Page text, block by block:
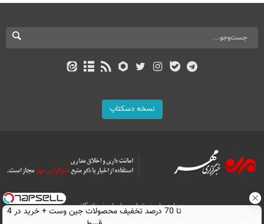
نسخه دسکتاپ
درباره ما تماس با ما
بازرگانی
تا 70 درصد تخفیف محصولات جین وست + خرید در 4